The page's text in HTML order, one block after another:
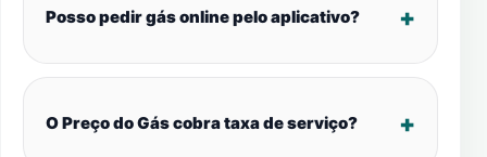
Posso pedir gás online pelo aplicativo?
O Preço do Gás cobra taxa de serviço?